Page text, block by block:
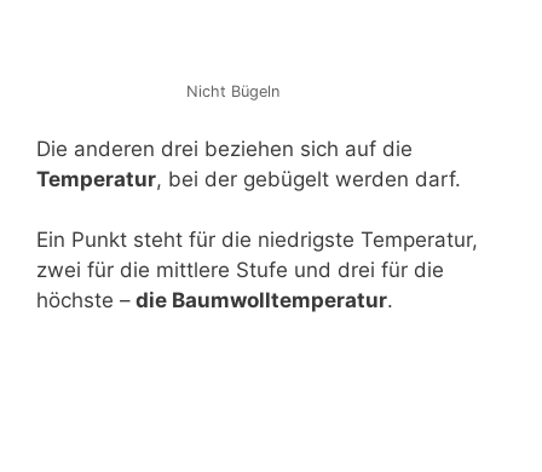
Nicht Bügeln
Die anderen drei beziehen sich auf die
Temperatur, bei der gebügelt werden darf.
Ein Punkt steht für die niedrigste Temperatur,
zwei für die mittlere Stufe und drei für die
höchste – die Baumwolltemperatur.